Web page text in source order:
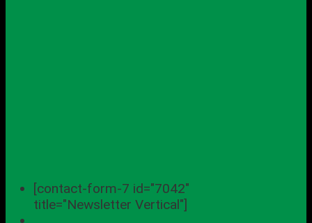
[contact-form-7 id="7042"
title="Newsletter Vertical"]